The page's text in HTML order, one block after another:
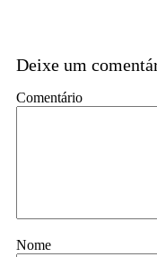
Deixe um
Comentário
Nome